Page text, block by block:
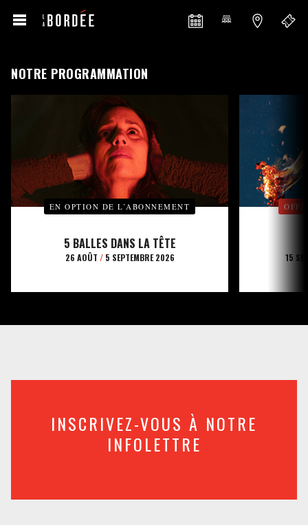
NOTRE PROGRAMMATION
EN OPTION DE L’ABONNEMENT
5 BALLES DANS LA TÊTE
26 AOÛT /5 SEPTEMBRE 2026 15
INSCRIVEZ-VOUS À NOTRE
INFOLETTRE